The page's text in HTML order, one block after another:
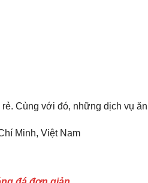
Cùng với đó, những dịch vụ
Minh, Việt Nam